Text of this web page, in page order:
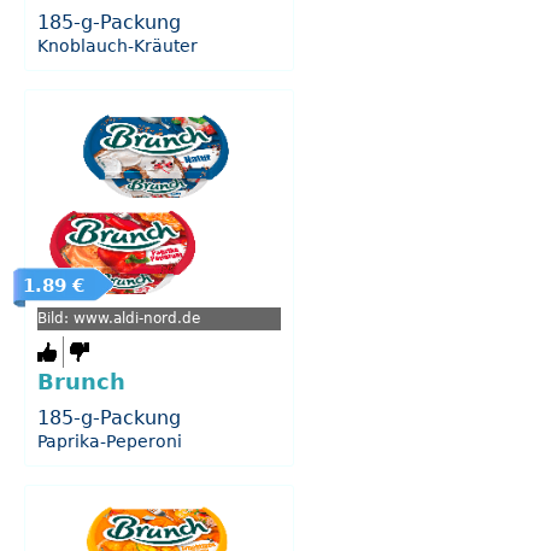
185-g-Packung
Knoblauch-Kräuter
1.89 €
Bild: www.aldi-nord.de
Brunch
185-g-Packung
Paprika-Peperoni